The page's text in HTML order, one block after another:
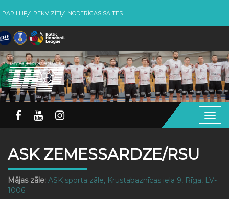
PAR LHF REKVIZĪTI NODERĪGAS SAITES
ASK ZEMESSARDZE/RSU
Mājas zāle: ASK sporta zāle, Krustabaznīcas iela 9, Rīga, LV-
1006